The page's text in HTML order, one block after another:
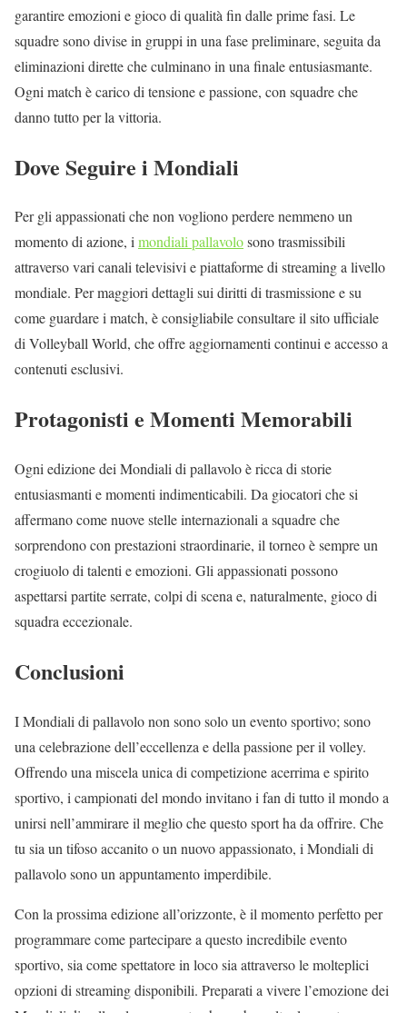
garantire emozioni e gioco di qualità fin dalle prime fasi. Le
squadre sono divise in gruppi in una fase preliminare, seguita da
eliminazioni dirette che culminano in una finale entusiasmante.
Ogni match è carico di tensione e passione, con squadre che
danno tutto per la vittoria.
Dove Seguire i Mondiali
Per gli appassionati che non vogliono perdere nemmeno un
momento di azione, imondiali pallavolosono trasmissibili
attraverso vari canali televisivi e piattaforme di streaming a livello
mondiale. Per maggiori dettagli sui diritti di trasmissione e su
come guardare i match, è consigliabile consultare il sito ufficiale
di Volleyball World, che offre aggiornamenti continui e accesso a
contenuti esclusivi.
Protagonisti e Momenti Memorabili
Ogni edizione dei Mondiali di pallavolo è ricca di storie
entusiasmanti e momenti indimenticabili. Da giocatori che si
affermano come nuove stelle internazionali a squadre che
sorprendono con prestazioni straordinarie, il torneo è sempre un
crogiuolo di talenti e emozioni. Gli appassionati possono
aspettarsi partite serrate, colpi di scena e, naturalmente, gioco di
squadra eccezionale.
Conclusioni
I Mondiali di pallavolo non sono solo un evento sportivo; sono
una celebrazione dell’eccellenza e della passione per il volley.
Offrendo una miscela unica di competizione acerrima e spirito
sportivo, i campionati del mondo invitano i fan di tutto il mondo a
unirsi nell’ammirare il meglio che questo sport ha da offrire. Che
tu sia un tifoso accanito o un nuovo appassionato, i Mondiali di
pallavolo sono un appuntamento imperdibile.
Con la prossima edizione all’orizzonte, è il momento perfetto per
programmare come partecipare a questo incredibile evento
sportivo, sia come spettatore in loco sia attraverso le molteplici
opzioni di streaming disponibili. Preparati a vivere l’emozione dei